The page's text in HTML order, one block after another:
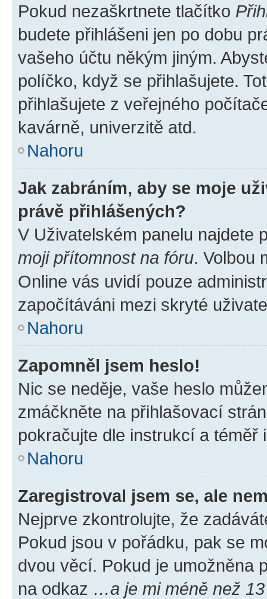
Pokud nezaškrtnete tlačítko
budete přihlášeni jen po dobu
vašeho účtu někým jiným.
políčko, když se přihlašujete.
přihlašujete z veřejného
kavárně, univerzitě atd.
Nahoru
Jak zabráním, aby se moje
právě přihlášených?
V Uživatelském panelu najdete
moji přítomnost na fóru. Volbou
Online vás uvidí pouze
započítáváni mezi skryté
Nahoru
Zapomněl jsem heslo!
Nic se neděje, vaše heslo
zmáčkněte na přihlašovací
pokračujte dle instrukcí a téměř
Nahoru
Zaregistroval jsem se, ale
Nejprve zkontrolujte, že
Pokud jsou v pořádku, pak se
dvou věcí. Pokud je umožněna
na odkaz …a je mi méně než